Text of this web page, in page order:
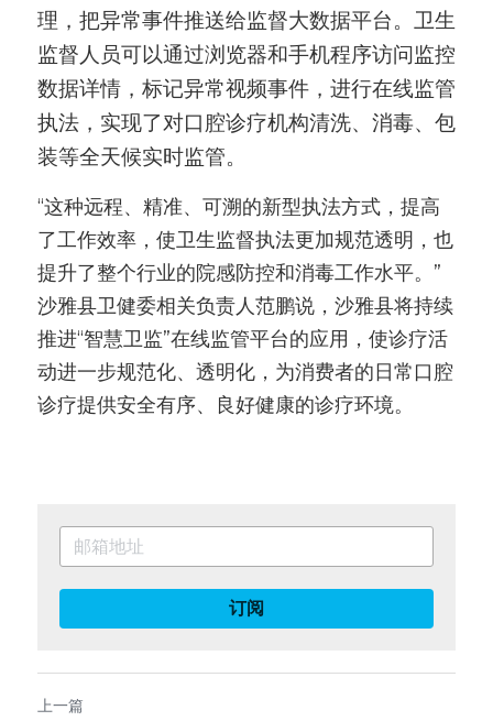
理，把异常事件推送给监督大数据平台。卫生
监督人员可以通过浏览器和手机程序访问监控
数据详情，标记异常视频事件，进行在线监管
执法，实现了对口腔诊疗机构清洗、消毒、包
装等全天候实时监管。
“这种远程、精准、可溯的新型执法方式，提高
了工作效率，使卫生监督执法更加规范透明，也
提升了整个行业的院感防控和消毒工作水平。”
沙雅县卫健委相关负责人范鹏说，沙雅县将持续
推进“智慧卫监”在线监管平台的应用，使诊疗活
动进一步规范化、透明化，为消费者的日常口腔
诊疗提供安全有序、良好健康的诊疗环境。
订阅
上一篇